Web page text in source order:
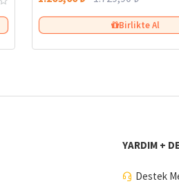
Birlikte Al
YARDIM +
Destek